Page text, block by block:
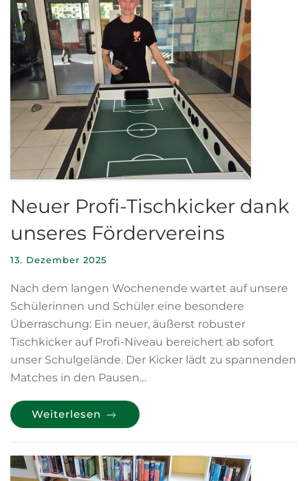
Neuer Profi-Tischkicker dank
unseres Fördervereins
13. Dezember 2025
Nach dem langen Wochenende wartet auf unsere
Schülerinnen und Schüler eine besondere
Überraschung: Ein neuer, äußerst robuster
Tischkicker auf Profi-Niveau bereichert ab sofort
unser Schulgelände. Der Kicker lädt zu spannenden
Matches in den Pausen…
Weiterlesen